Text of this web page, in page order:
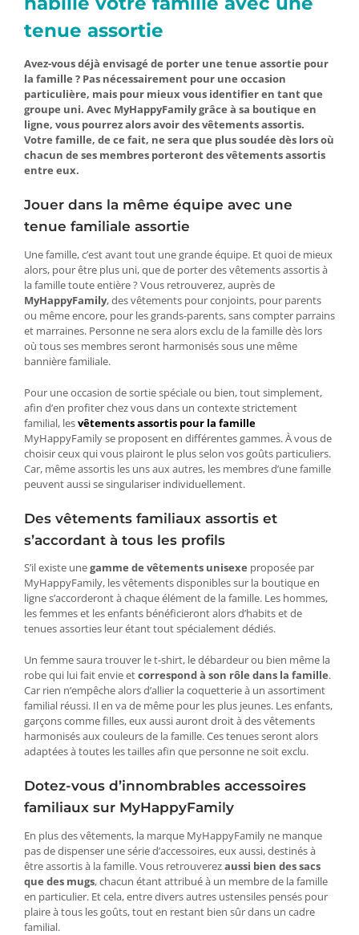
tenue assortie
Avez-vous déjà envisagé de porter une tenue assortie pour
la famille ? Pas nécessairement pour une occasion
particulière, mais pour mieux vous identifier en tant que
groupe uni. Avec MyHappyFamily grâce à sa boutique en
ligne, vous pourrez alors avoir des vêtements assortis.
Votre famille, de ce fait, ne sera que plus soudée dès lors où
chacun de ses membres porteront des vêtements assortis
entre eux.
Jouer dans la même équipe avec une
tenue familiale assortie
Une famille, c’est avant tout une grande équipe. Et quoi de mieux
alors, pour être plus uni, que de porter des vêtements assortis à
la famille toute entière ? Vous retrouverez, auprès de
MyHappyFamily, des vêtements pour conjoints, pour parents
ou même encore, pour les grands-parents, sans compter parrains
et marraines. Personne ne sera alors exclu de la famille dès lors
où tous ses membres seront harmonisés sous une même
bannière familiale.
Pour une occasion de sortie spéciale ou bien, tout simplement,
afin d’en profiter chez vous dans un contexte strictement
familial, lesvêtements assortis pour la famille
MyHappyFamily se proposent en différentes gammes. À vous de
choisir ceux qui vous plairont le plus selon vos goûts particuliers.
Car, même assortis les uns aux autres, les membres d’une famille
peuvent aussi se singulariser individuellement.
Des vêtements familiaux assortis et
s’accordant à tous les profils
S’il existe unegamme de vêtements unisexe proposée par
MyHappyFamily, les vêtements disponibles sur la boutique en
ligne s’accorderont à chaque élément de la famille. Les hommes,
les femmes et les enfants bénéficieront alors d’habits et de
tenues assorties leur étant tout spécialement dédiés.
Un femme saura trouver le t-shirt, le débardeur ou bien même la
robe qui lui fait envie etcorrespond à son rôle dans la famille.
Car rien n’empêche alors d’allier la coquetterie à un assortiment
familial réussi. Il en va de même pour les plus jeunes. Les enfants,
garçons comme filles, eux aussi auront droit à des vêtements
harmonisés aux couleurs de la famille. Ces tenues seront alors
adaptées à toutes les tailles afin que personne ne soit exclu.
Dotez-vous d’innombrables accessoires
familiaux sur MyHappyFamily
En plus des vêtements, la marque MyHappyFamily ne manque
pas de dispenser une série d’accessoires, eux aussi, destinés à
être assortis à la famille. Vous retrouverezaussi bien des sacs
que des mugs, chacun étant attribué à un membre de la famille
en particulier. Et cela, entre divers autres ustensiles pensés pour
plaire à tous les goûts, tout en restant bien sûr dans un cadre
familial.